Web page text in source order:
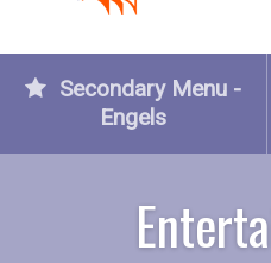
Secondary Menu -
Engels